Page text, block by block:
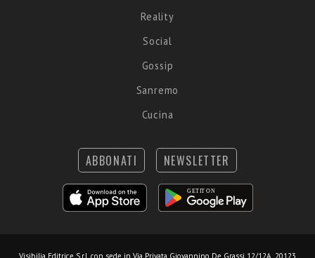
Reality
Social
Gossip
Sanremo
Cucina
ABBONATI NEWSLETTER
Visibilia Editrice S.r.l. con sede in Via Privata Giovannino De Grassi 12/12A, 20123